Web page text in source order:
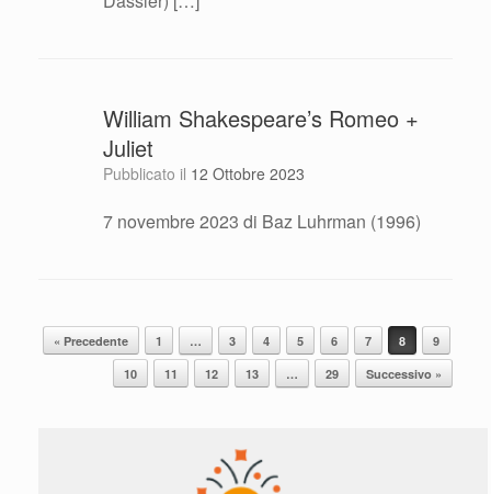
William Shakespeare’s Romeo +
Juliet
Pubblicato il 12 Ottobre 2023
7 novembre 2023 di Baz Luhrman (1996)
Navigazione articolo
« Precedente 1 … 3 4 5 6 7 8
9
10
11 12 13 … 29 Successivo »